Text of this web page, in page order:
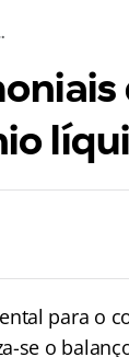
líquido
para o
se o